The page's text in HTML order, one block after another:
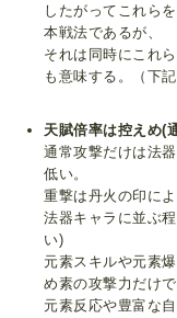
したがってこれら
本戦法であるが、
それは同時にこれ
も意味する。（下
天賦倍率は控えめ(
通常攻撃だけは法
低い。
重撃は丹火の印に
法器キャラに並ぶ
い)
元素スキルや元素
め素の攻撃力だけ
元素反応や豊富な